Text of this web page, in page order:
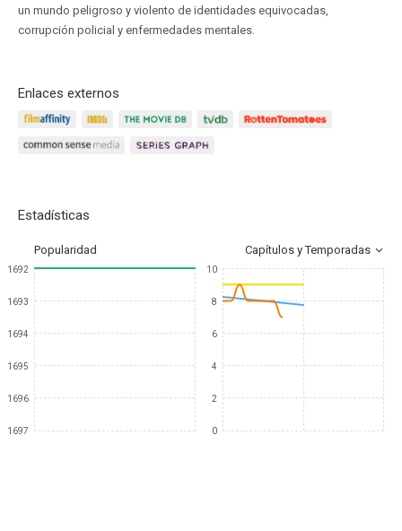
un mundo peligroso y violento de identidades equivocadas,
corrupción policial y enfermedades mentales.
Enlaces externos
Estadísticas
Popularidad Capítulos y Temporadas
1692
1693
1694
1695
1696
1697
10
8
6
4
2
0